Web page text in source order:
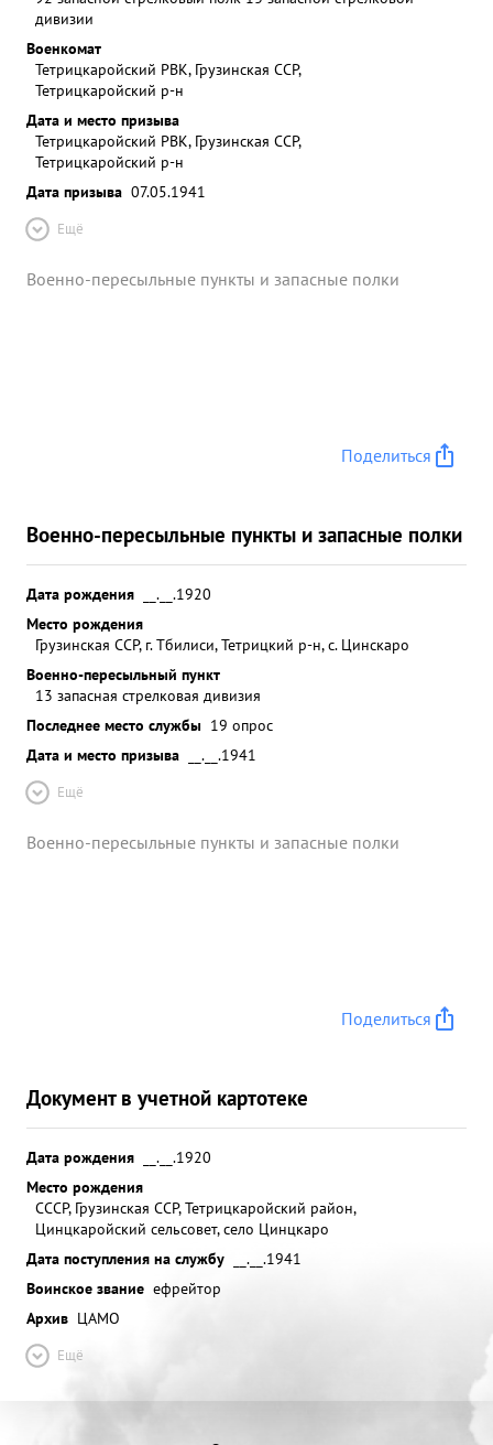
дивизии
Военкомат
Тетрицкаройский РВК, Грузинская ССР,
Тетрицкаройский р-н
Дата и место призыва
Тетрицкаройский РВК, Грузинская ССР,
Тетрицкаройский р-н
Дата призыва 07.05.1941
Ещё
Военно-пересыльные пункты и запасные полки
Поделиться
Военно-пересыльные пункты и запасные полки
Дата рождения
__.__.1920
Место рождения
Грузинская ССР, г. Тбилиси, Тетрицкий р-н, с. Цинскаро
Военно-пересыльный пункт
13 запасная стрелковая дивизия
Последнее место службы 19 опрос
Дата и место призыва
__.__.1941
Ещё
Военно-пересыльные пункты и запасные полки
Поделиться
Документ в учетной картотеке
Дата рождения
__.__.1920
Место рождения
СССР, Грузинская ССР, Тетрицкаройский район,
Цинцкаройский сельсовет, село Цинцкаро
Дата поступления на службу
__.__.1941
Воинское звание ефрейтор
Архив ЦАМО
Ещё